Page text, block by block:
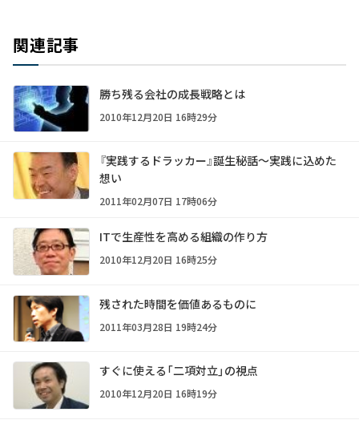
関連記事
勝ち残る会社の成長戦略とは
2010年12月20日 16時29分
『実践するドラッカー』誕生秘話～実践に込めた
想い
2011年02月07日 17時06分
ITで生産性を高める組織の作り方
2010年12月20日 16時25分
残された時間を価値あるものに
2011年03月28日 19時24分
すぐに使える「二項対立」の視点
2010年12月20日 16時19分